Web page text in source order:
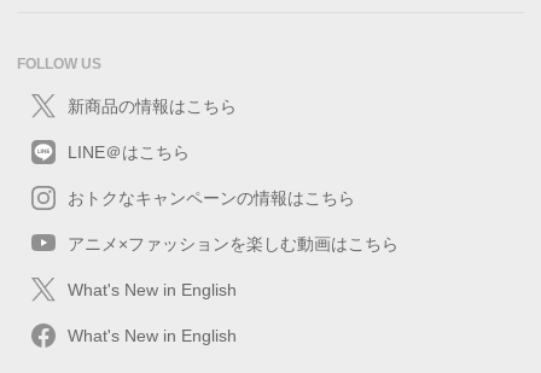
FOLLOW US
新商品の情報はこちら
LINE＠はこちら
おトクなキャンペーンの情報はこちら
アニメ×ファッションを楽しむ動画はこちら
What's New in English
What's New in English